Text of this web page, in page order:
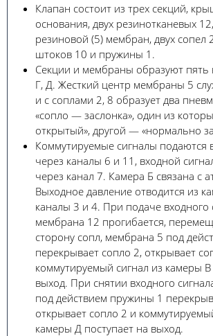
Клапан состоит из трех секций,
основания, двух резинотканевых
резиновой (5) мембран, двух сопел
штоков 10 и пружины 1.
Секции и мембраны образуют
Г, Д. Жесткий центр мембраны 5
и с соплами 2, 8 образует два
«сопло — заслонка», один из
открытый», другой — «нормально
Коммутируемые сигналы подаются
через каналы 6 и 11, входной
через канал 7. Камера Б связана с
Выходное давление отводится из
каналы 3 и 4. При подаче входно­го
мембрана 12 прогибается,
сторону сопл, мембрана 5 под
перекрывает сопло 2, открывает
коммутируемый сигнал из камеры В
выход. При снятии входного
под действием пружины 1
открывает сопло 2 и
камеры Д поступает на выход.